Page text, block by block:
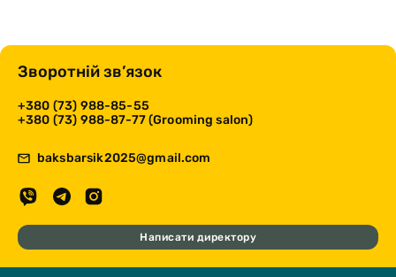
Зворотній зв’язок
+380 (73) 988-85-55
+380 (73) 988-87-77 (Grooming salon)
baksbarsik2025@gmail.com
Написати директору